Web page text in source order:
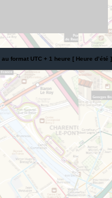
au format UTC + 1 heure [ Heure d’été ]